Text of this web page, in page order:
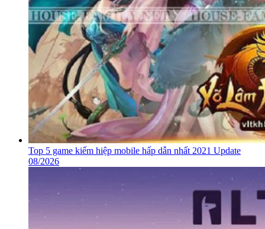
Top 5 game kiếm hiệp mobile hấp dẫn nhất 2021 Update
08/2026